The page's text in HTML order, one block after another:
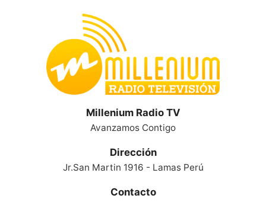
Millenium Radio TV
Avanzamos Contigo
Dirección
Jr.San Martin 1916 - Lamas Perú
Contacto